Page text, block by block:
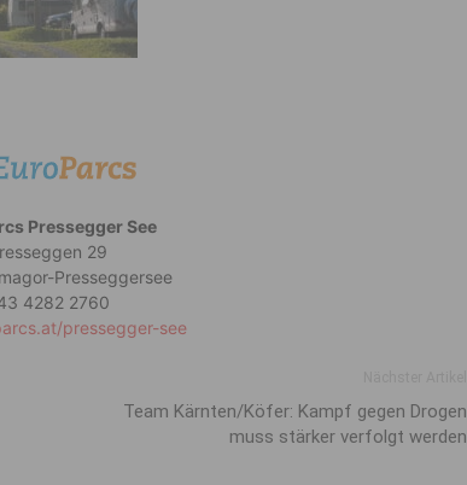
Pressegger See
29
Presseggersee
4282 2760
pressegger-see
Team Kärnten/Köfer: Kampf gegen Drogen
muss stärker verfolgt werden